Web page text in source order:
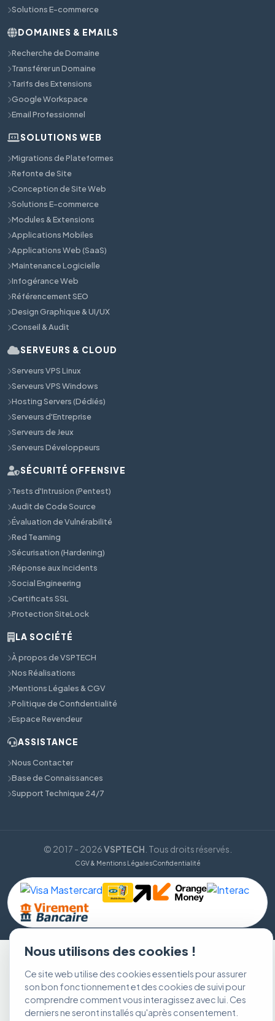
Solutions E-commerce
DOMAINES & EMAILS
Recherche de Domaine
Transférer un Domaine
Tarifs des Extensions
Google Workspace
Email Professionnel
SOLUTIONS WEB
Migrations de Plateformes
Refonte de Site
Conception de Site Web
Solutions E-commerce
Modules & Extensions
Applications Mobiles
Applications Web (SaaS)
Maintenance Logicielle
Infogérance Web
Référencement SEO
Design Graphique & UI/UX
Conseil & Audit
SERVEURS & CLOUD
Serveurs VPS Linux
Serveurs VPS Windows
Hosting Servers (Dédiés)
Serveurs d'Entreprise
Serveurs de Jeux
Serveurs Développeurs
SÉCURITÉ OFFENSIVE
Tests d'Intrusion (Pentest)
Audit de Code Source
Évaluation de Vulnérabilité
Red Teaming
Sécurisation (Hardening)
Réponse aux Incidents
Social Engineering
Certificats SSL
Protection SiteLock
LA SOCIÉTÉ
À propos de VSPTECH
Nos Réalisations
Mentions Légales & CGV
Politique de Confidentialité
Espace Revendeur
ASSISTANCE
Nous Contacter
Base de Connaissances
Support Technique 24/7
© 2017 - 2026VSPTECH . Tous droits réservés.
CGV & Mentions LégalesConfidentialité
Nous utilisons des cookies !
Ce site web utilise des cookies essentiels pour assurer
son bon fonctionnement et des cookies de suivi pour
comprendre comment vous interagissez avec lui. Ces
derniers ne seront installés qu'après consentement.